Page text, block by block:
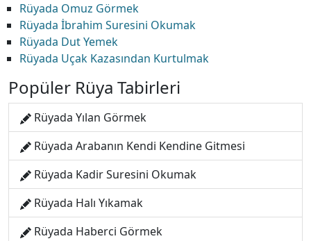
Rüyada Omuz Görmek
Rüyada İbrahim Suresini Okumak
Rüyada Dut Yemek
Rüyada Uçak Kazasından Kurtulmak
Popüler Rüya Tabirleri
Rüyada Yılan Görmek
Rüyada Arabanın Kendi Kendine Gitmesi
Rüyada Kadir Suresini Okumak
Rüyada Halı Yıkamak
Rüyada Haberci Görmek